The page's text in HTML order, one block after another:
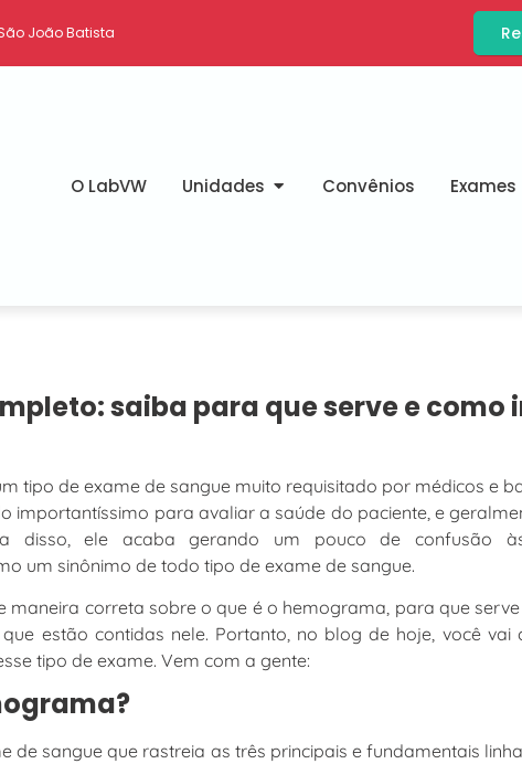
João Batista
O LabVW Unidades Convênios Exames
saiba para que serve e como
tipo de exame de sangue muito requisitado por médicos e
importantíssimo para avaliar a saúde do paciente, e
disso, ele acaba gerando um pouco de confusão
um sinônimo de todo tipo de exame de sangue.
maneira correta sobre o que é o hemograma, para que
estão contidas nele. Portanto, no blog de hoje, você vai
tipo de exame. Vem com a gente:
de sangue que rastreia as três principais e fundamentais